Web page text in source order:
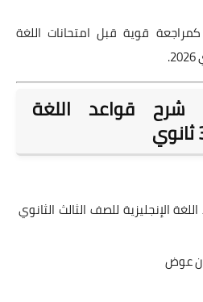
قوية قبل امتحانات اللغة
قواعد اللغة
الإنجليزية للصف الثالث الثانوي
عوض